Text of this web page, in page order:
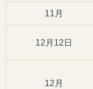
11月
12月12日
12月